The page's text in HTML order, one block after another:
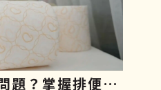
題？掌握排便型